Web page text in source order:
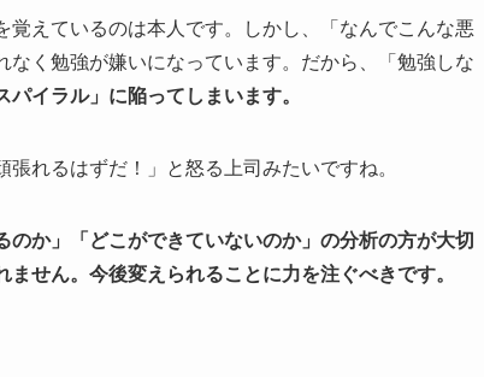
えているのは本人です。しかし、「なんでこんな悪
く勉強が嫌いになっています。だから、「勉強しな
パイラル」に陥ってしまいます。
れるはずだ！」と怒る上司みたいですね。
のか」「どこができていないのか」の分析の方が大切
せん。今後変えられることに力を注ぐべきです。